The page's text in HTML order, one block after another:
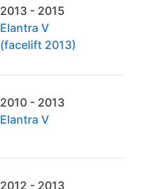
2013 - 2015
Elantra V
(facelift 2013)
2010 - 2013
Elantra V
2012 - 2013